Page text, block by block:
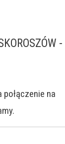
-
połączenie na